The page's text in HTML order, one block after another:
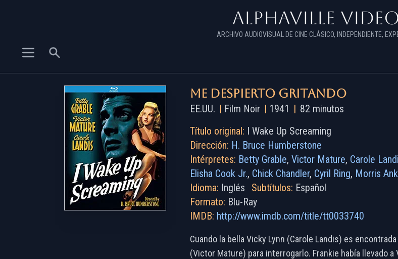
Alphaville
ARCHIVO AUDIOVISUAL DE CINE CLÁSICO, INDEPENDIENTE,
Me despierto gritando
EE.UU. | Film Noir | 1941 | 82 minutos
Título original: I Wake Up Screaming
Dirección: H. Bruce Humberstone
Intérpretes: Betty Grable, Victor Mature, Carole
Elisha Cook Jr., Chick Chandler, Cyril Ring, Morris
Idioma: Inglés Subtítulos: Español
Formato: Blu-Ray
IMDB: http://www.imdb.com/title/tt0033740
Cuando la bella Vicky Lynn (Carole Landis) es
(Victor Mature) para interrogarlo. Frankie había llevado